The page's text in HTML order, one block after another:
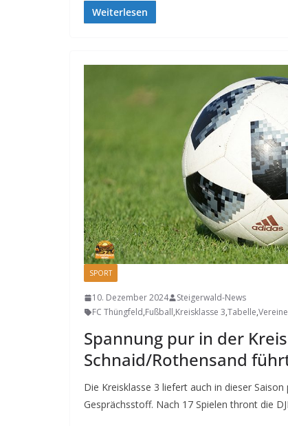
Weiterlesen
SPORT
10. Dezember 2024
Steigerwald-News
FC Thüngfeld,Fußball,Kreisklasse 3,Tabelle,Vereine
Spannung pur in der
Schnaid/Rothensand
Die Kreisklasse 3 liefert auch in dieser
Gesprächsstoff. Nach 17 Spielen thront die